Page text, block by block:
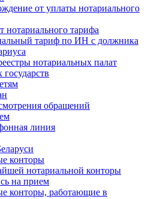
от уплаты нотариального
нотариального тарифа
тариф по ИН с должника
нотариальных палат
обращений
линия
конторы
нотариальной конторы
на прием
конторы, работающие в